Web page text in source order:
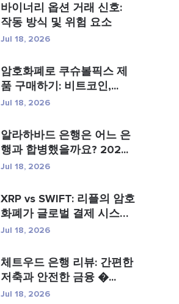
바이너리 옵션 거래 신호:
작동 방식 및 위험 요소
Jul 18, 2026
암호화폐로 쿠슈볼픽스 제
품 구매하기: 비트코인,...
Jul 18, 2026
알라하바드 은행은 어느 은
행과 합병했을까요? 202...
Jul 18, 2026
XRP vs SWIFT: 리플의 암호
화폐가 글로벌 결제 시스
템...
Jul 18, 2026
체트우드 은행 리뷰: 간편한
저축과 안전한 금융 �...
Jul 18, 2026